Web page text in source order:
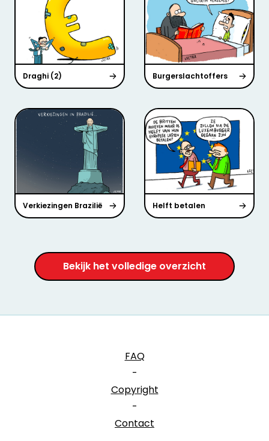
Draghi (2) Burgerslachtoffers
Verkiezingen Brazilië Helft betalen
Bekijk het volledige overzicht
FAQ
-
Copyright
-
Contact